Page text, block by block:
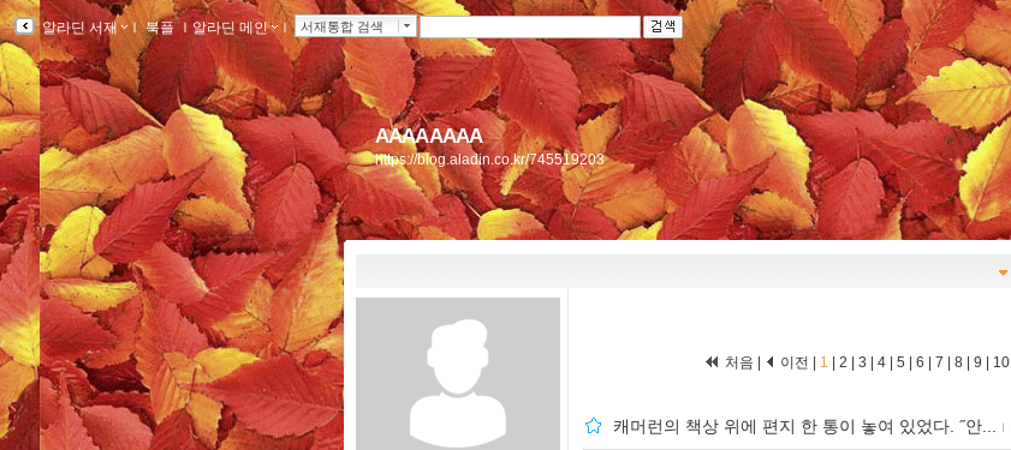
알라딘 서재 ｌ북플ｌ 알라딘 메인 ｌ 서재통합 검색
AAAAAAAA
https://blog.aladin.co.kr/745519203
처음 | 이전 | 1 2 3 4 5 6 7 8 9 10
캐머런의 책상 위에 편지 한 통이 놓여 있었다. ˝안... ｌ